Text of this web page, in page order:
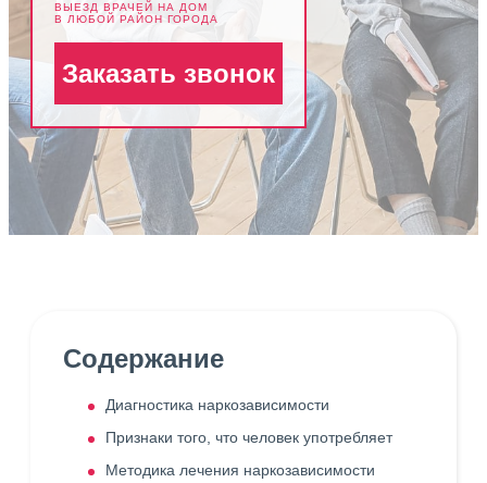
ВЫЕЗД ВРАЧЕЙ НА ДОМ
В ЛЮБОЙ РАЙОН ГОРОДА
Заказать звонок
Содержание
Диагностика наркозависимости
Признаки того, что человек употребляет
Методика лечения наркозависимости